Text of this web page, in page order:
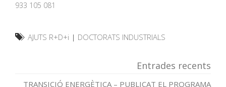
933 105 081
AJUTS R+D+i | DOCTORATS INDUSTRIALS
Entrades recents
TRANSICIÓ ENERGÈTICA – PUBLICAT EL PROGRAMA